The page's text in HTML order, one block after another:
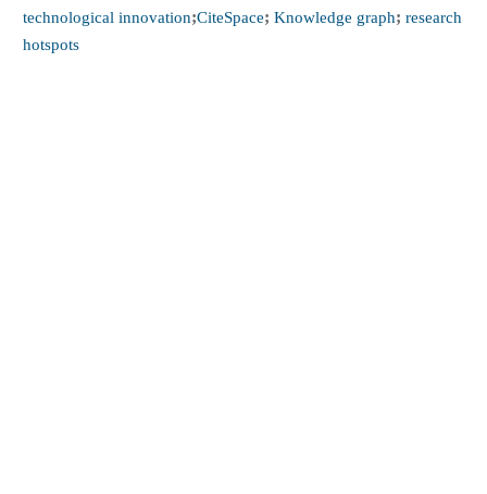
technological innovation;CiteSpace; Knowledge graph; research
hotspots